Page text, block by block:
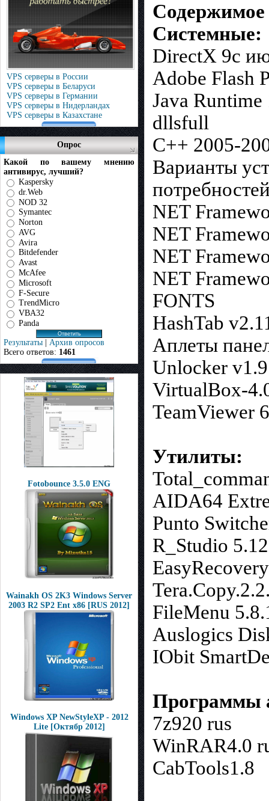
VPS серверы в России
VPS серверы в Беларуси
VPS серверы в Германии
VPS серверы в Нидерландах
VPS серверы в Казахстане
Опрос
Какой по вашему мнению
антивирус, лучший?
Kaspersky
dr.Web
NOD 32
Symantec
Norton
AVG
Avira
Bitdefender
Avast
McAfee
Microsoft
F-Secure
TrendMicro
VBA32
Panda
Результаты | Архив опросов
Всего ответов: 1461
Fotobounce 3.5.0 ENG
Wainakh OS 2K3 Windows Server
2003 R2 SP2 Ent x86 [RUS 2012]
Windows XP NewStyleXP - 2012
Lite [Октябр 2012]
Системные:
DirectX 9c
Adobe Flash
Java Runtime
dllsfull
C++ 2005-
Варианты
NET
NET
NET
NET
FONTS
HashTab
Аплеты
Unlocker v1.9
VirtualBox-
TeamViewer
Утилиты:
AIDA64
Punto
R_Studio
FileMenu
Auslogics
IObit
Программы
7z920 rus
WinRAR4.0
CabTools1.8